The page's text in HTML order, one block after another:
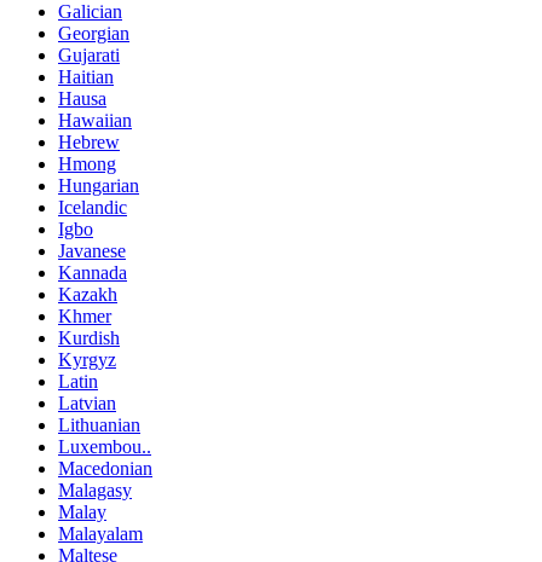
Galician
Georgian
Gujarati
Haitian
Hausa
Hawaiian
Hebrew
Hmong
Hungarian
Icelandic
Igbo
Javanese
Kannada
Kazakh
Khmer
Kurdish
Kyrgyz
Latin
Latvian
Lithuanian
Luxembou..
Macedonian
Malagasy
Malay
Malayalam
Maltese